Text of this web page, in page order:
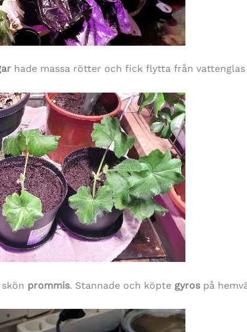
hade massa rötter och fick flytta från
prommis. Stannade och köpte gyros på